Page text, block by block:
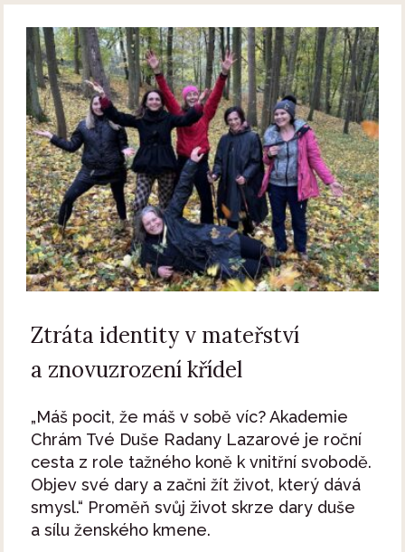
Ztráta identity v mateřství
a znovuzrození křídel
„Máš pocit, že máš v sobě víc? Akademie
Chrám Tvé Duše Radany Lazarové je roční
cesta z role tažného koně k vnitřní svobodě.
Objev své dary a začni žít život, který dává
smysl.“ Proměň svůj život skrze dary duše
a sílu ženského kmene.